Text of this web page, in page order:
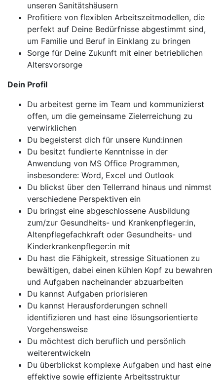
unseren Sanitätshäusern
Profitiere von flexiblen Arbeitszeitmodellen, die
perfekt auf Deine Bedürfnisse abgestimmt sind,
um Familie und Beruf in Einklang zu bringen
Sorge für Deine Zukunft mit einer betrieblichen
Altersvorsorge
Dein Profil
Du arbeitest gerne im Team und kommunizierst
offen, um die gemeinsame Zielerreichung zu
verwirklichen
Du begeisterst dich für unsere Kund:innen
Du besitzt fundierte Kenntnisse in der
Anwendung von MS Office Programmen,
insbesondere: Word, Excel und Outlook
Du blickst über den Tellerrand hinaus und nimmst
verschiedene Perspektiven ein
Du bringst eine abgeschlossene Ausbildung
zum/zur Gesundheits- und Krankenpfleger:in,
Altenpflegefachkraft oder Gesundheits- und
Kinderkrankenpfleger:in mit
Du hast die Fähigkeit, stressige Situationen zu
bewältigen, dabei einen kühlen Kopf zu bewahren
und Aufgaben nacheinander abzuarbeiten
Du kannst Aufgaben priorisieren
Du kannst Herausforderungen schnell
identifizieren und hast eine lösungsorientierte
Vorgehensweise
Du möchtest dich beruflich und persönlich
weiterentwickeln
Du überblickst komplexe Aufgaben und hast eine
effektive sowie effiziente Arbeitsstruktur